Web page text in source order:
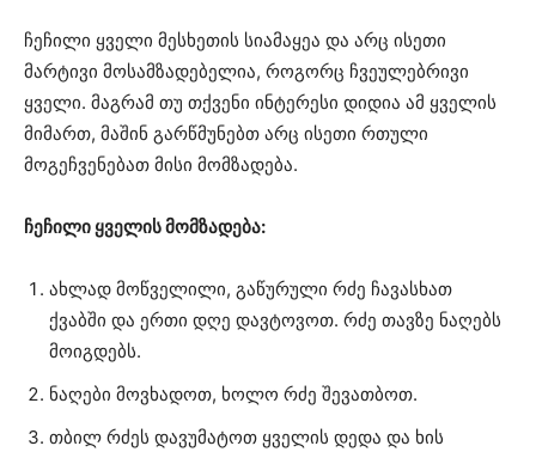
ჩეჩილი ყველი მესხეთის სიამაყეა და არც ისეთი
მარტივი მოსამზადებელია, როგორც ჩვეულებრივი
ყველი. მაგრამ თუ თქვენი ინტერესი დიდია ამ ყველის
მიმართ, მაშინ გარწმუნებთ არც ისეთი რთული
მოგეჩვენებათ მისი მომზადება.
ჩეჩილი ყველის მომზადება:
ახლად მოწველილი, გაწურული რძე ჩავასხათ
ქვაბში და ერთი დღე დავტოვოთ. რძე თავზე ნაღებს
მოიგდებს.
ნაღები მოვხადოთ, ხოლო რძე შევათბოთ.
თბილ რძეს დავუმატოთ ყველის დედა და ხის